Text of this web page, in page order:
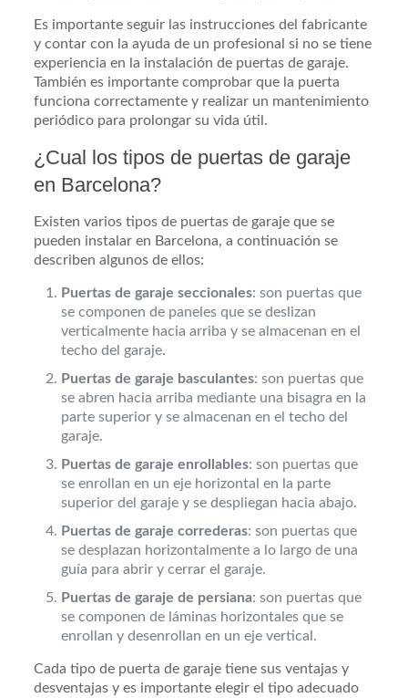
Es importante seguir las instrucciones del fabricante
y contar con la ayuda de un profesional si no se tiene
experiencia en la instalación de puertas de garaje.
También es importante comprobar que la puerta
funciona correctamente y realizar un mantenimiento
periódico para prolongar su vida útil.
¿Cual los tipos de puertas de garaje
en Barcelona?
Existen varios tipos de puertas de garaje que se
pueden instalar en Barcelona, a continuación se
describen algunos de ellos:
Puertas de garaje seccionales: son puertas que
se componen de paneles que se deslizan
verticalmente hacia arriba y se almacenan en el
techo del garaje.
Puertas de garaje basculantes: son puertas que
se abren hacia arriba mediante una bisagra en la
parte superior y se almacenan en el techo del
garaje.
Puertas de garaje enrollables: son puertas que
se enrollan en un eje horizontal en la parte
superior del garaje y se despliegan hacia abajo.
Puertas de garaje correderas: son puertas que
se desplazan horizontalmente a lo largo de una
guía para abrir y cerrar el garaje.
Puertas de garaje de persiana: son puertas que
se componen de láminas horizontales que se
enrollan y desenrollan en un eje vertical.
Cada tipo de puerta de garaje tiene sus ventajas y
desventajas y es importante elegir el tipo adecuado